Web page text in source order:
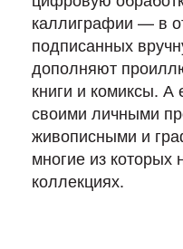
каллиграфии — в
подписанных
дополняют
книги и комиксы.
своими личными
живописными и
многие из которых
коллекциях.